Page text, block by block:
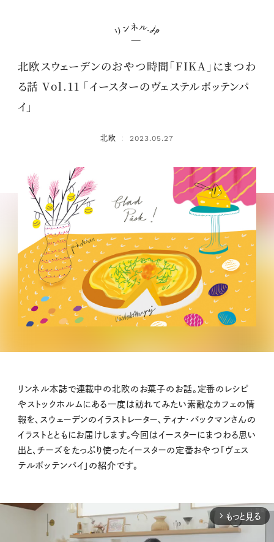
北欧スウェーデンのおやつ時間「FIKA」にまつわ
る話 Vol.11 「イースターのヴェステルボッテンパ
イ」
北欧 ： 2023.05.27
リンネル本誌で連載中の北欧のお菓子のお話。定番のレシピ
やストックホルムにある一度は訪れてみたい素敵なカフェの情
報を、スウェーデンのイラストレーター、ティナ・バックマンさんの
イラストとともにお届けします。今回はイースターにまつわる思い
出と、チーズをたっぷり使ったイースターの定番おやつ「ヴェス
テルボッテンパイ」の紹介です。
arrow_forward_ios もっと見る